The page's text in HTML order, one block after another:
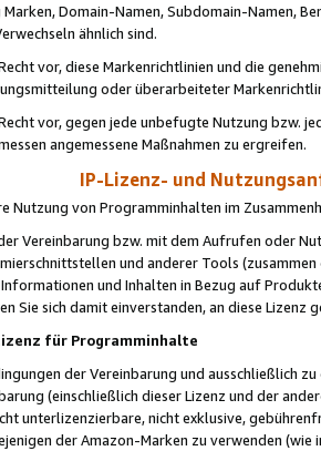
Domain-Namen, Subdomain-Namen,
ähnlich sind.
vor, diese Markenrichtlinien und die
oder überarbeiteter
vor, gegen jede unbefugte Nutzung bzw.
angemessene Maßnahmen zu ergreifen.
IP-Lizenz- und
Nutzung von Programminhalten im
Vereinbarung bzw. mit dem Aufrufen oder
und anderer Tools (zusammen
und Inhalten in Bezug auf
Sie sich damit einverstanden, an diese Lizenz
für Programminhalte
der Vereinbarung und ausschließlich
(einschließlich dieser Lizenz und der
unterlizenzierbare, nicht exklusive,
der Amazon-Marken zu verwenden